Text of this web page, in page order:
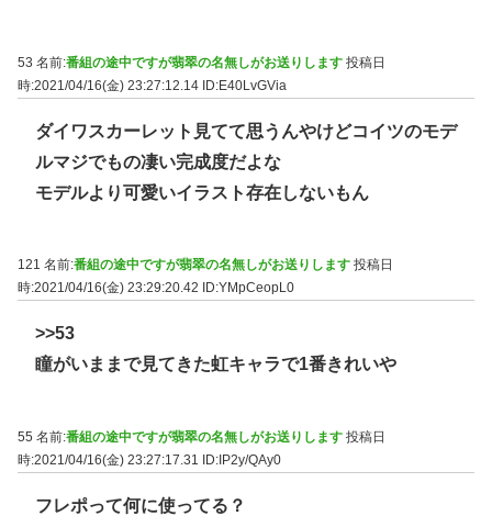
53 名前:番組の途中ですが翡翠の名無しがお送りします 投稿日
時:2021/04/16(金) 23:27:12.14 ID:E40LvGVia
ダイワスカーレット見てて思うんやけどコイツのモデ
ルマジでもの凄い完成度だよな
モデルより可愛いイラスト存在しないもん
121 名前:番組の途中ですが翡翠の名無しがお送りします 投稿日
時:2021/04/16(金) 23:29:20.42
ID:YMpCeopL0
>>53
瞳がいままで見てきた虹キャラで1番きれいや
55 名前:番組の途中ですが翡翠の名無しがお送りします 投稿日
時:2021/04/16(金) 23:27:17.31 ID:IP2y/QAy0
フレポって何に使ってる？